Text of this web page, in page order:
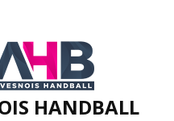
HANDBALL